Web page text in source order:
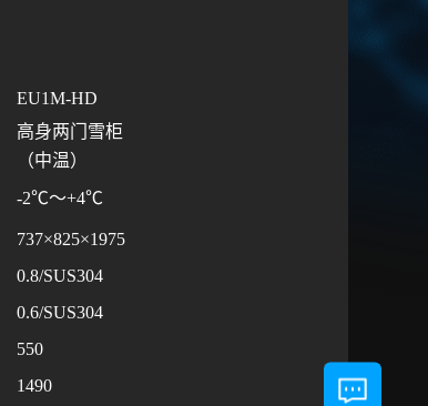
EU1M-HD
高身两门雪柜
（中温）
-2℃～+4℃
737×825×1975
0.8/SUS304
0.6/SUS304
550
1490